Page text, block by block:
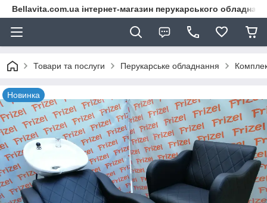
Bellavita.com.ua інтернет-магазин перукарського
Товари та послуги Перукарське обладнання
Новинка